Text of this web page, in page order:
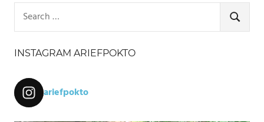
for:
SEARCH
INSTAGRAM ARIEFPOKTO
ariefpokto